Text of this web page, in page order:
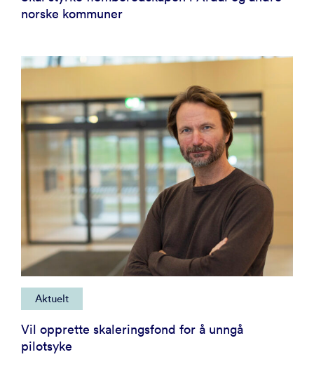
norske kommuner
Aktuelt
Vil opprette skaleringsfond for å unngå
pilotsyke